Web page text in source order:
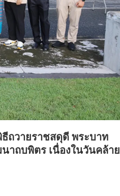
ถวายราชสดุดี พระบาท
าถบพิตร เนื่องในวันคล้าย